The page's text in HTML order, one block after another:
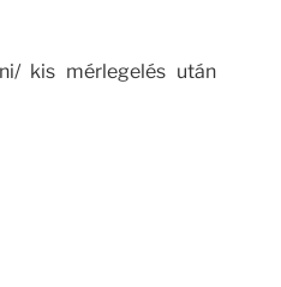
kis mérlegelés után